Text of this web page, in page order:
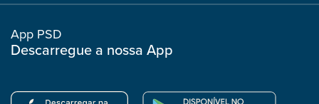
App PSD
Descarregue a nossa App